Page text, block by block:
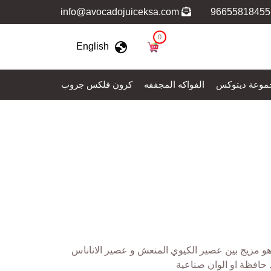
0
English
ديتوكس الفواكه المجففه كرون فلكس جروب
مزيج بين عصير الكيوي المنعش و عصير الاناناس
حافظة او الوان صناعية